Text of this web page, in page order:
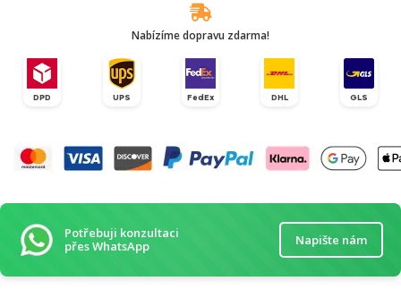
Nabízíme dopravu zdarma!
DPD UPS FedEx DHL GLS
Potřebuji konzultaci
přes WhatsApp
Napište nám